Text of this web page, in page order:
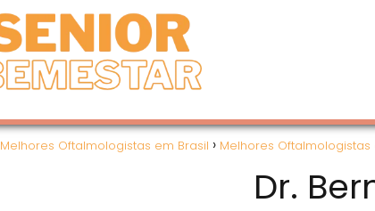
Melhores Oftalmologistas em Brasil Melhores
Dr.